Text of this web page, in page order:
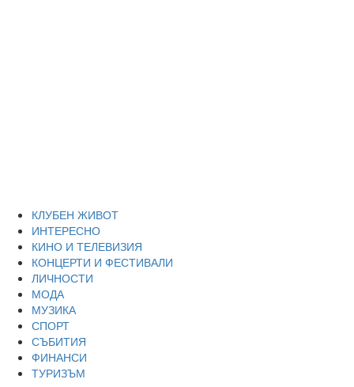
КЛУБЕН ЖИВОТ
ИНТЕРЕСНО
КИНО И ТЕЛЕВИЗИЯ
КОНЦЕРТИ И ФЕСТИВАЛИ
ЛИЧНОСТИ
МОДА
МУЗИКА
СПОРТ
СЪБИТИЯ
ФИНАНСИ
ТУРИЗЪМ